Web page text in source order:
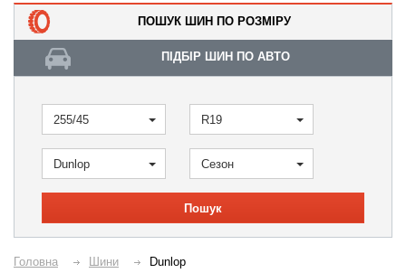
ПОШУК ШИН ПО РОЗМІРУ
ПІДБІР ШИН ПО АВТО
255/45 R19
Dunlop Сезон
Пошук
Головна Шини Dunlop